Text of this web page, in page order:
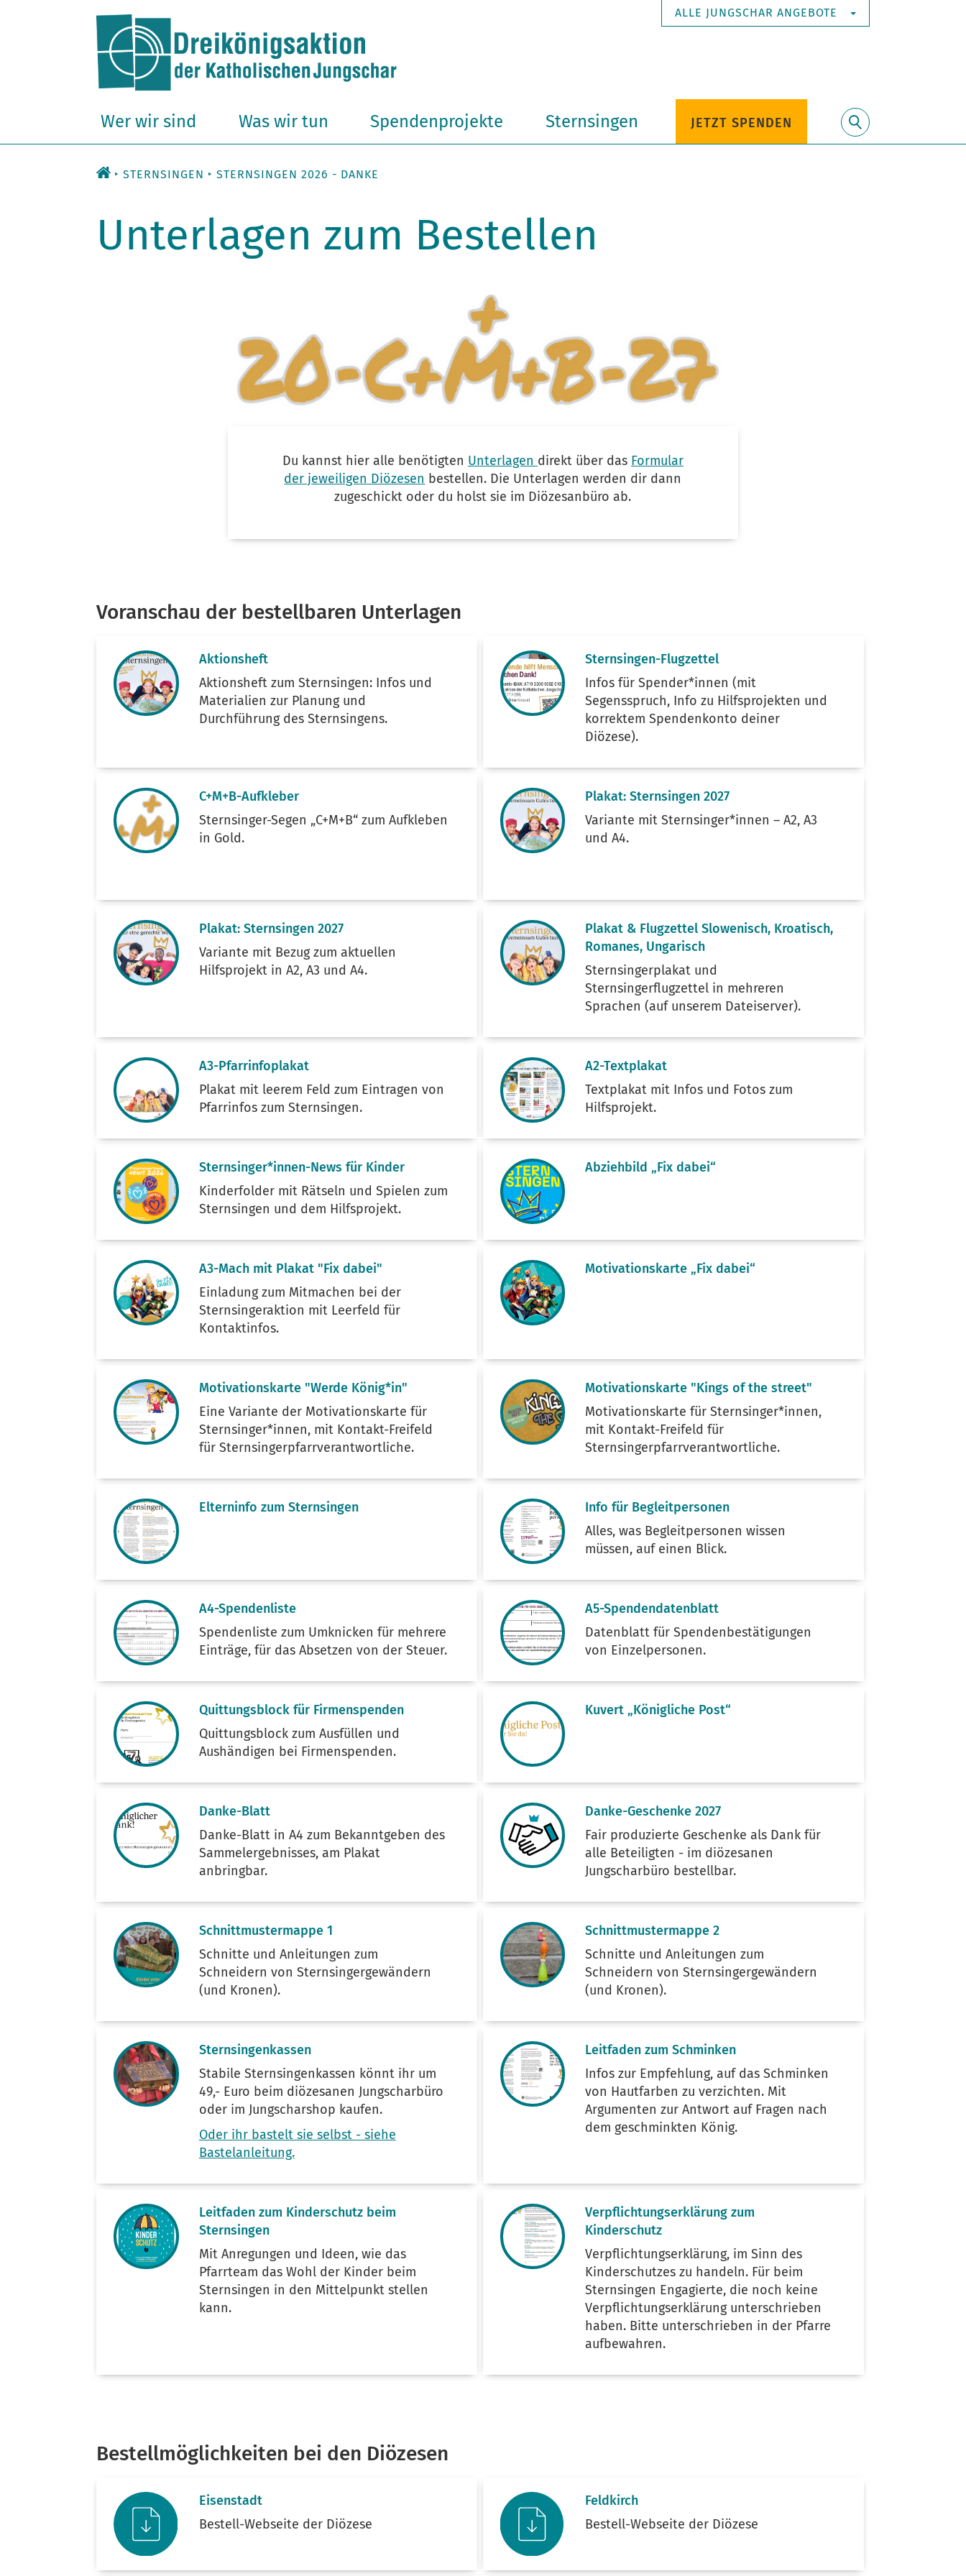
ALLE JUNGSCHAR ANGEBOTE
Wer wir sind Was wir tun Spendenprojekte Sternsingen JETZT SPENDEN
STERNSINGEN STERNSINGEN 2026 - DANKE
Unterlagen zum Bestellen
Du kannst hier alle benötigten Unterlagen direkt über das Formular
der jeweiligen Diözesen bestellen. Die Unterlagen werden dir dann
zugeschickt oder du holst sie im Diözesanbüro ab.
Voranschau der bestellbaren Unterlagen
Aktionsheft
Aktionsheft zum Sternsingen: Infos und
Materialien zur Planung und
Durchführung des Sternsingens.
Sternsingen-Flugzettel
Infos für Spender*innen (mit
Segensspruch, Info zu Hilfsprojekten und
korrektem Spendenkonto deiner
Diözese).
C+M+B-Aufkleber
Sternsinger-Segen „C+M+B“ zum Aufkleben
in Gold.
Plakat: Sternsingen 2027
Variante mit Sternsinger*innen – A2, A3
und A4.
Plakat: Sternsingen 2027
Variante mit Bezug zum aktuellen
Hilfsprojekt in A2, A3 und A4.
Plakat & Flugzettel Slowenisch, Kroatisch,
Romanes, Ungarisch
Sternsingerplakat und
Sternsingerflugzettel in mehreren
Sprachen (auf unserem Dateiserver).
A3-Pfarrinfoplakat
Plakat mit leerem Feld zum Eintragen von
Pfarrinfos zum Sternsingen.
A2-Textplakat
Textplakat mit Infos und Fotos zum
Hilfsprojekt.
Sternsinger*innen-News für Kinder
Kinderfolder mit Rätseln und Spielen zum
Sternsingen und dem Hilfsprojekt.
Abziehbild „Fix dabei“
A3-Mach mit Plakat "Fix dabei"
Einladung zum Mitmachen bei der
Sternsingeraktion mit Leerfeld für
Kontaktinfos.
Motivationskarte „Fix dabei“
Motivationskarte "Werde König*in"
Eine Variante der Motivationskarte für
Sternsinger*innen, mit Kontakt-Freifeld
für Sternsingerpfarrverantwortliche.
Motivationskarte "Kings of the street"
Motivationskarte für Sternsinger*innen,
mit Kontakt-Freifeld für
Sternsingerpfarrverantwortliche.
Elterninfo zum Sternsingen
Info für Begleitpersonen
Alles, was Begleitpersonen wissen
müssen, auf einen Blick.
A4-Spendenliste
Spendenliste zum Umknicken für mehrere
Einträge, für das Absetzen von der Steuer.
A5-Spendendatenblatt
Datenblatt für Spendenbestätigungen
von Einzelpersonen.
Quittungsblock für Firmenspenden
Quittungsblock zum Ausfüllen und
Aushändigen bei Firmenspenden.
Kuvert „Königliche Post“
Danke-Blatt
Danke-Blatt in A4 zum Bekanntgeben des
Sammelergebnisses, am Plakat
anbringbar.
Danke-Geschenke 2027
Fair produzierte Geschenke als Dank für
alle Beteiligten - im diözesanen
Jungscharbüro bestellbar.
Schnittmustermappe 1
Schnitte und Anleitungen zum
Schneidern von Sternsingergewändern
(und Kronen).
Schnittmustermappe 2
Schnitte und Anleitungen zum
Schneidern von Sternsingergewändern
(und Kronen).
Sternsingenkassen
Stabile Sternsingenkassen könnt ihr um
49,- Euro beim diözesanen Jungscharbüro
oder im Jungscharshop kaufen.
Oder ihr bastelt sie selbst - siehe
Bastelanleitung.
Leitfaden zum Schminken
Infos zur Empfehlung, auf das Schminken
von Hautfarben zu verzichten. Mit
Argumenten zur Antwort auf Fragen nach
dem geschminkten König.
Leitfaden zum Kinderschutz beim
Sternsingen
Mit Anregungen und Ideen, wie das
Pfarrteam das Wohl der Kinder beim
Sternsingen in den Mittelpunkt stellen
kann.
Verpflichtungserklärung zum
Kinderschutz
Verpflichtungserklärung, im Sinn des
Kinderschutzes zu handeln. Für beim
Sternsingen Engagierte, die noch keine
Verpflichtungserklärung unterschrieben
haben. Bitte unterschrieben in der Pfarre
aufbewahren.
Bestellmöglichkeiten bei den Diözesen
Eisenstadt
Bestell-Webseite der Diözese
Feldkirch
Bestell-Webseite der Diözese